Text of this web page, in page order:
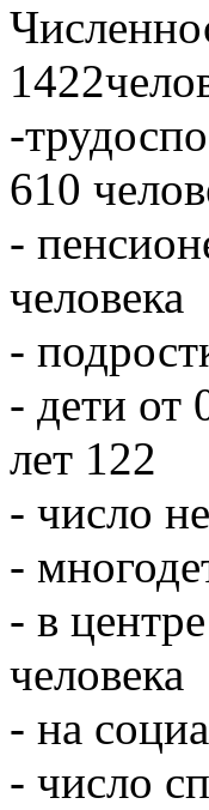
-
610
-
человека
-
- дети от
лет 122
- число
-
- в
человека
- на
- число